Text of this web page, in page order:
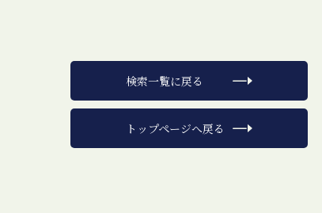
検索一覧に戻る
トップページへ戻る